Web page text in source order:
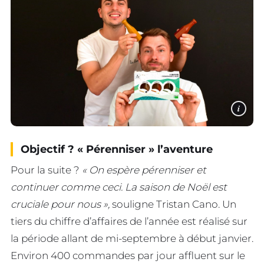
i
Objectif ? « Pérenniser » l’aventure
Pour la suite ? « On espère pérenniser et
continuer comme ceci. La saison de Noël est
cruciale pour nous », souligne Tristan Cano. Un
tiers du chiffre d’affaires de l’année est réalisé sur
la période allant de mi-septembre à début janvier.
Environ 400 commandes par jour affluent sur le